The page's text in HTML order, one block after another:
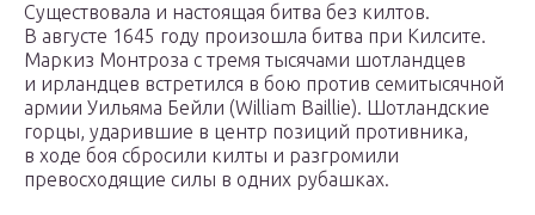
Существовала и настоящая битва без килтов.
В августе 1645 году произошла битва при Килсите.
Маркиз Монтроза с тремя тысячами шотландцев
и ирландцев встретился в бою против семитысячной
армии Уильяма Бейли (William Baillie). Шотландские
горцы, ударившие в центр позиций противника,
в ходе боя сбросили килты и разгромили
превосходящие силы в одних рубашках.